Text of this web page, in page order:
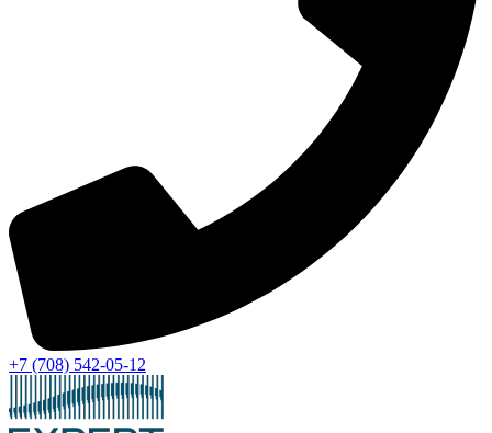
+7 (708) 542-05-12